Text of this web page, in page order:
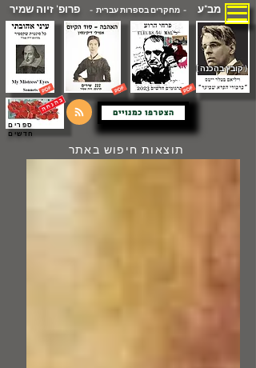
מב"ע - מחקרים בספרות עברית -פרופ' זיוה שמיר
( קובץ בהכנה )
הצטרפו כמנויים
ספרים
חדשים
תוצאות חיפוש באתר